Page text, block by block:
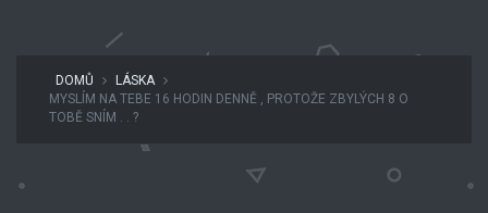
DOMŮ
LÁSKA
MYSLÍM NA TEBE 16 HODIN DENNĚ , PROTOŽE ZBYLÝCH 8 O
TOBĚ SNÍM . . ?